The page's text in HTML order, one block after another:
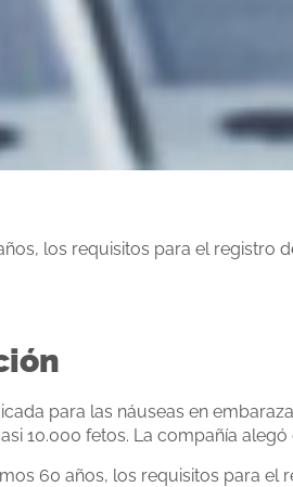
los requisitos para el
para las náuseas en
10.000 fetos. La compañía
60 años, los requisitos para